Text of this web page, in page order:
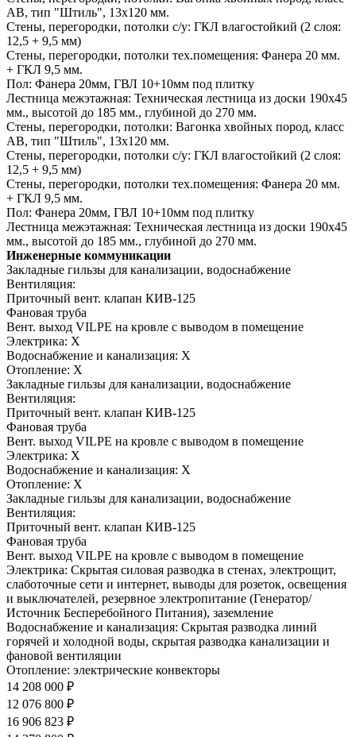
АВ, тип "Штиль", 13х120 мм.
Стены, перегородки, потолки с/у: ГКЛ влагостойкий (2 слоя:
12,5 + 9,5 мм)
Стены, перегородки, потолки тех.помещения: Фанера 20 мм.
+ ГКЛ 9,5 мм.
Пол: Фанера 20мм, ГВЛ 10+10мм под плитку
Лестница межэтажная: Техническая лестница из доски 190х45
мм., высотой до 185 мм., глубиной до 270 мм.
Стены, перегородки, потолки: Вагонка хвойных пород, класс
АВ, тип "Штиль", 13х120 мм.
Стены, перегородки, потолки с/у: ГКЛ влагостойкий (2 слоя:
12,5 + 9,5 мм)
Стены, перегородки, потолки тех.помещения: Фанера 20 мм.
+ ГКЛ 9,5 мм.
Пол: Фанера 20мм, ГВЛ 10+10мм под плитку
Лестница межэтажная: Техническая лестница из доски 190х45
мм., высотой до 185 мм., глубиной до 270 мм.
Инженерные коммуникации
Закладные гильзы для канализации, водоснабжение
Вентиляция:
Приточный вент. клапан КИВ-125
Фановая труба
Вент. выход VILPE на кровле с выводом в помещение
Электрика: Х
Водоснабжение и канализация: Х
Отопление: Х
Закладные гильзы для канализации, водоснабжение
Вентиляция:
Приточный вент. клапан КИВ-125
Фановая труба
Вент. выход VILPE на кровле с выводом в помещение
Электрика: Х
Водоснабжение и канализация: Х
Отопление: Х
Закладные гильзы для канализации, водоснабжение
Вентиляция:
Приточный вент. клапан КИВ-125
Фановая труба
Вент. выход VILPE на кровле с выводом в помещение
Электрика: Скрытая силовая разводка в стенах, электрощит,
слаботочные сети и интернет, выводы для розеток, освещения
и выключателей, резервное электропитание (Генератор/
Источник Бесперебойного Питания), заземление
Водоснабжение и канализация: Скрытая разводка линий
горячей и холодной воды, скрытая разводка канализации и
фановой вентиляции
Отопление: электрические конвекторы
14 208 000 ₽
12 076 800 ₽
16 906 823 ₽